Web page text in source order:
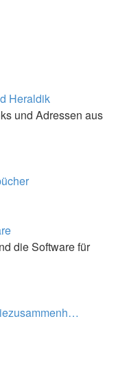
Heraldik
und Adressen aus
die Software für